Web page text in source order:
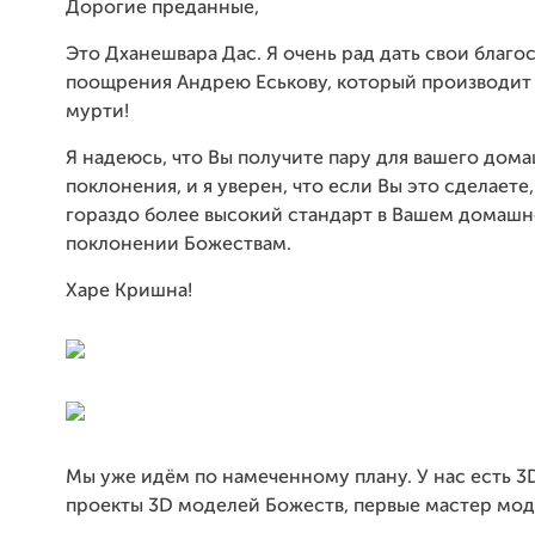
Дорогие преданные,
Это Дханешвара Дас. Я очень рад дать свои
поощрения Андрею Еськову, который производит
мурти!
Я надеюсь, что Вы получите пару для вашего
поклонения, и я уверен, что если Вы это
гораздо более высокий стандарт в Вашем
поклонении Божествам.
Харе Кришна!
Мы уже идём по намеченному плану. У нас есть
проекты 3D моделей Божеств, первые мастер